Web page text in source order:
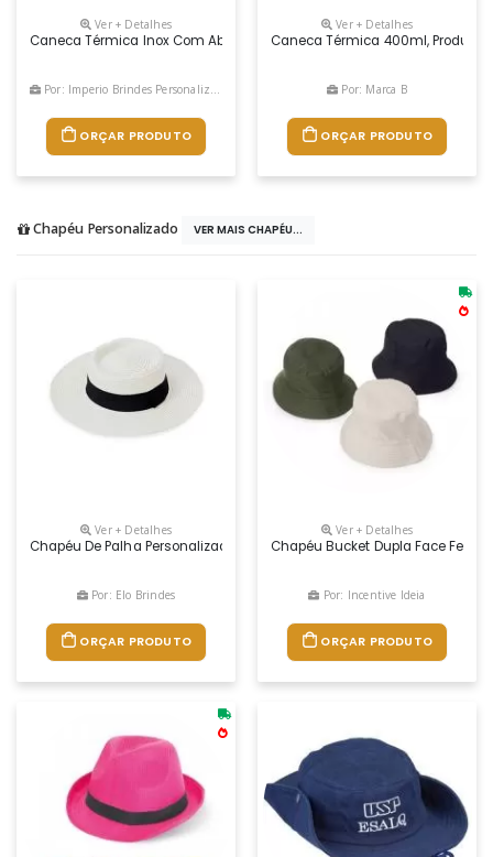
Ver + Detalhes
Caneca Térmica Inox Com Abridor 500ml Descrição: Caneca Térmica
Por: Imperio Brindes Personalizados
ORÇAR PRODUTO
Ver + Detalhes
Caneca Térmica 400ml,
Por: Marca B
ORÇAR PRODUTO
Chapéu Personalizado VER MAIS CHAPÉU...
Ver + Detalhes
Chapéu De Palha Personalizado É A Escolha Perfeita! Com Estilo,
Por: Elo Brindes
ORÇAR PRODUTO
Ver + Detalhes
Chapéu Bucket Dupla Face Feito
Por: Incentive Ideia
ORÇAR PRODUTO